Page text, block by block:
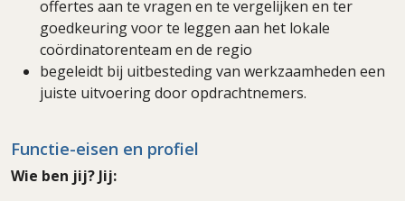
offertes aan te vragen en te vergelijken en ter
goedkeuring voor te leggen aan het lokale
coördinatorenteam en de regio
begeleidt bij uitbesteding van werkzaamheden een
juiste uitvoering door opdrachtnemers.
Functie-eisen en profiel
Wie ben jij? Jij: